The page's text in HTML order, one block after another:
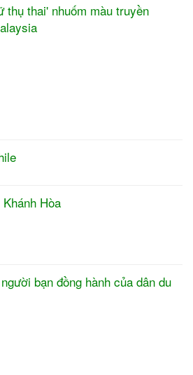
thụ thai' nhuốm màu truyền
Hòa
bạn đồng hành của dân du